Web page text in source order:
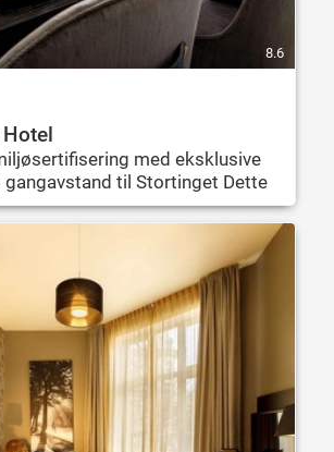
8.6
med eksklusive
til Stortinget Dette